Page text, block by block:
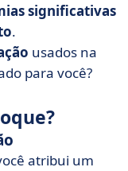
significativas
.
usados na
para você?
atribui um